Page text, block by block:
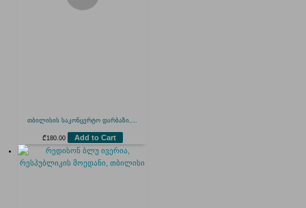
თბილისის საკონცერტო დარბაზი,...
₾180.00 Add to Cart